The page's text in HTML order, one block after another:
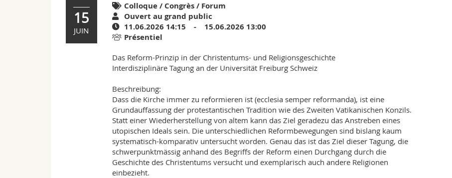
Fribourg
15
JUIN
Colloque / Congrès / Forum
Ouvert au grand public
11.06.2026 14:15 - 15.06.2026 13:00
Présentiel
Das Reform-Prinzip in der Christentums- und Religionsgeschichte
Interdisziplinäre Tagung an der Universität Freiburg Schweiz
Beschreibung:
Dass die Kirche immer zu reformieren ist (ecclesia semper reformanda), ist eine
Grundauffassung der protestantischen Tradition wie des Zweiten Vatikanischen Konzils.
Statt einer Wiederherstellung von altem kann das Ziel geradezu das Anstreben eines
utopischen Ideals sein. Die unterschiedlichen Reformbewegungen sind bislang kaum
systematisch-komparativ untersucht worden. Genau das ist das Ziel dieser Tagung, die
schwerpunktmässig anhand des Begriffs der Reform einen Durchgang durch die
Geschichte des Christentums versucht und exemplarisch auch andere Religionen
einbezieht.